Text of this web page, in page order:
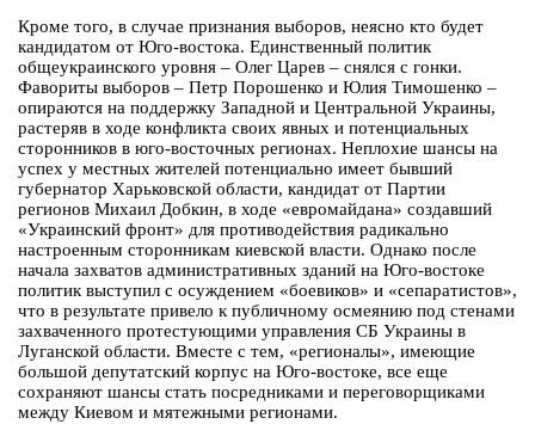
Кроме того, в случае признания выборов, неясно кто будет
кандидатом от Юго-востока. Единственный политик
общеукраинского уровня – Олег Царев – снялся с гонки.
Фавориты выборов – Петр Порошенко и Юлия Тимошенко –
опираются на поддержку Западной и Центральной Украины,
растеряв в ходе конфликта своих явных и потенциальных
сторонников в юго-восточных регионах. Неплохие шансы на
успех у местных жителей потенциально имеет бывший
губернатор Харьковской области, кандидат от Партии
регионов Михаил Добкин, в ходе «евромайдана» создавший
«Украинский фронт» для противодействия радикально
настроенным сторонникам киевской власти. Однако после
начала захватов административных зданий на Юго-востоке
политик выступил с осуждением «боевиков» и «сепаратистов»,
что в результате привело к публичному осмеянию под стенами
захваченного протестующими управления СБ Украины в
Луганской области. Вместе с тем, «регионалы», имеющие
большой депутатский корпус на Юго-востоке, все еще
сохраняют шансы стать посредниками и переговорщиками
между Киевом и мятежными регионами.